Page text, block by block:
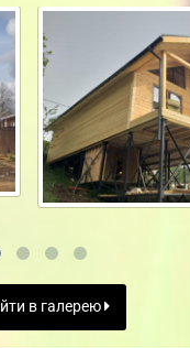
в галерею